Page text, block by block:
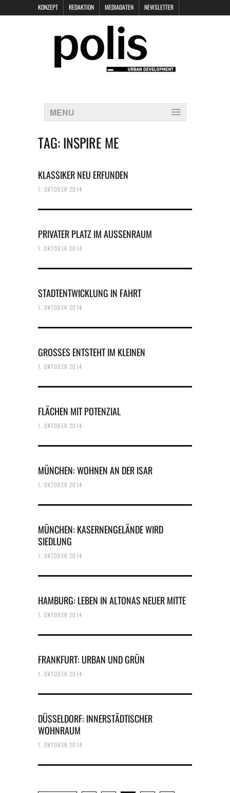
KONZEPT REDAKTION MEDIADATEN NEWSLETTER
DATENSCHUTZ
MENU
TAG:INSPIRE ME
KLASSIKER NEU ERFUNDEN
1. OKTOBER 2014
PRIVATER PLATZ IM AUSSENRAUM
1. OKTOBER 2014
STADTENTWICKLUNG IN FAHRT
1. OKTOBER 2014
GROSSES ENTSTEHT IM KLEINEN
1. OKTOBER 2014
FLÄCHEN MIT POTENZIAL
1. OKTOBER 2014
MÜNCHEN: WOHNEN AN DER ISAR
1. OKTOBER 2014
MÜNCHEN: KASERNENGELÄNDE WIRD
SIEDLUNG
1. OKTOBER 2014
HAMBURG: LEBEN IN ALTONAS NEUER MITTE
1. OKTOBER 2014
FRANKFURT: URBAN UND GRÜN
1. OKTOBER 2014
DÜSSELDORF: INNERSTÄDTISCHER
WOHNRAUM
1. OKTOBER 2014